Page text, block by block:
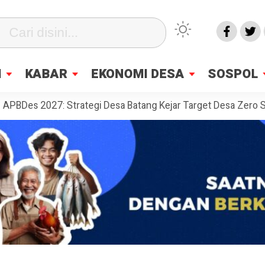
KABAR EKONOMI DESA SOSPOL
2027: Strategi Desa Batang Kejar Target Desa Zero Stunting